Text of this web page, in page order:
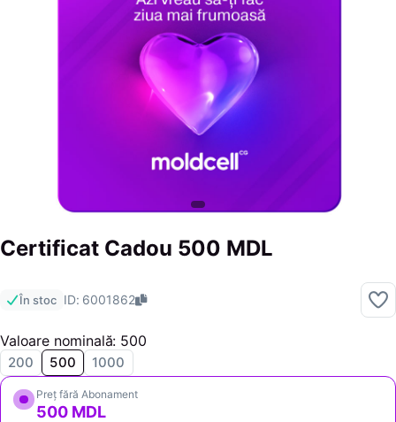
Certificat Cadou 500 MDL
În stoc ID: 6001862
Valoare nominală: 500
200 500 1000
Preț fără Abonament
500 MDL